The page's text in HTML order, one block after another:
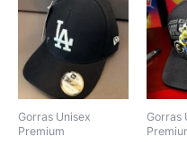
Gorras Unisex
Premium
Gorras